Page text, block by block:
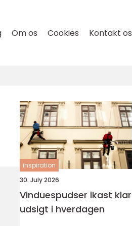
Om os Cookies Kontakt os
inspiration
30. July 2026
Vinduespudser ikast klar
udsigt i hverdagen